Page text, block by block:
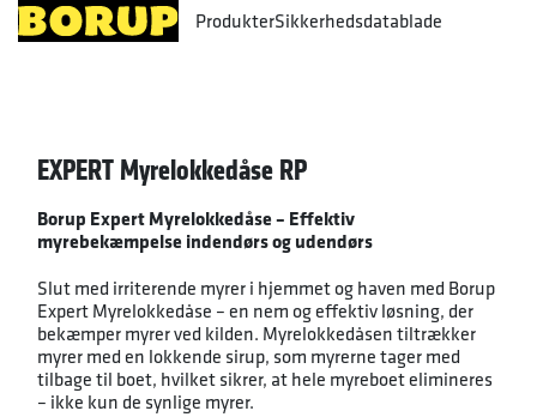
ProdukterSikkerhedsdatablade
EXPERT Myrelokkedåse RP
Borup Expert Myrelokkedåse – Effektiv
myrebekæmpelse indendørs og udendørs
Slut med irriterende myrer i hjemmet og haven med Borup
Expert Myrelokkedåse – en nem og effektiv løsning, der
bekæmper myrer ved kilden. Myrelokkedåsen tiltrækker
myrer med en lokkende sirup, som myrerne tager med
tilbage til boet, hvilket sikrer, at hele myreboet elimineres
– ikke kun de synlige myrer.